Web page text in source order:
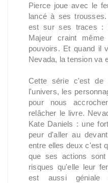
Pierce joue avec le
lancé à ses
est sur ses traces :
Majeur craint
pouvoirs. Et quand il
Nevada, la tension va
Cette série c'est
l'univers, les
pour nous
relâcher le livre.
Kate Daniels : une
peur d'aller au
entre elles deux c'est
que ses actions
risques qu'elle leur
est aussi géniale